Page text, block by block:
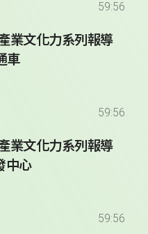
59:56
業文化力系列報導
車
59:56
業文化力系列報導
中心
59:56